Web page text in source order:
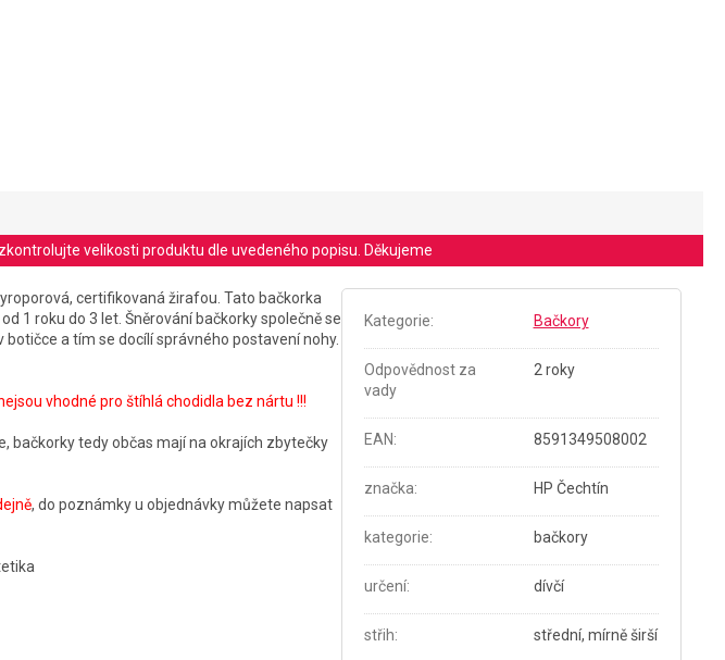
velikosti produktu dle uvedeného popisu. Děkujeme
certifikovaná žirafou. Tato bačkorka
1 roku do 3 let. Šněrování bačkorky společně se
a tím se docílí správného postavení nohy.
vhodné pro štíhlá chodidla bez nártu !!!
bačkorky tedy občas mají na okrajích zbytečky
, do poznámky u objednávky můžete napsat
Kategorie: Bačkory
Odpovědnost za
vady
2 roky
EAN: 8591349508002
značka: HP Čechtín
kategorie: bačkory
určení: dívčí
střih: střední, mírně širší